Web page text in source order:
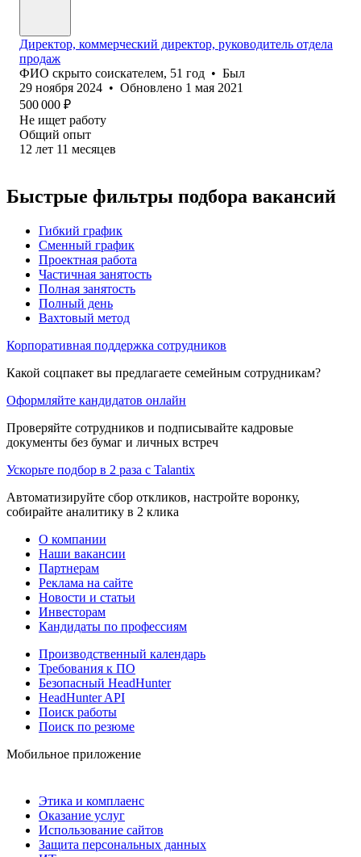
Директор, коммерческий директор, руководитель отдела
продаж
ФИО скрыто соискателем, 51 год • Был
29 ноября 2024 • Обновлено 1 мая 2021
500 000 ₽
Не ищет работу
Общий опыт
12 лет 11 месяцев
Быстрые фильтры подбора вакансий
Гибкий график
Сменный график
Проектная работа
Частичная занятость
Полная занятость
Полный день
Вахтовый метод
Корпоративная поддержка сотрудников
Какой соцпакет вы предлагаете семейным сотрудникам?
Оформляйте кандидатов онлайн
Проверяйте сотрудников и подписывайте кадровые
документы без бумаг и личных встреч
Ускорьте подбор в 2 раза с Talantix
Автоматизируйте сбор откликов, настройте воронку,
собирайте аналитику в 2 клика
О компании
Наши вакансии
Партнерам
Реклама на сайте
Новости и статьи
Инвесторам
Кандидаты по профессиям
Производственный календарь
Требования к ПО
Безопасный HeadHunter
HeadHunter API
Поиск работы
Поиск по резюме
Мобильное приложение
Этика и комплаенс
Оказание услуг
Использование сайтов
Защита персональных данных